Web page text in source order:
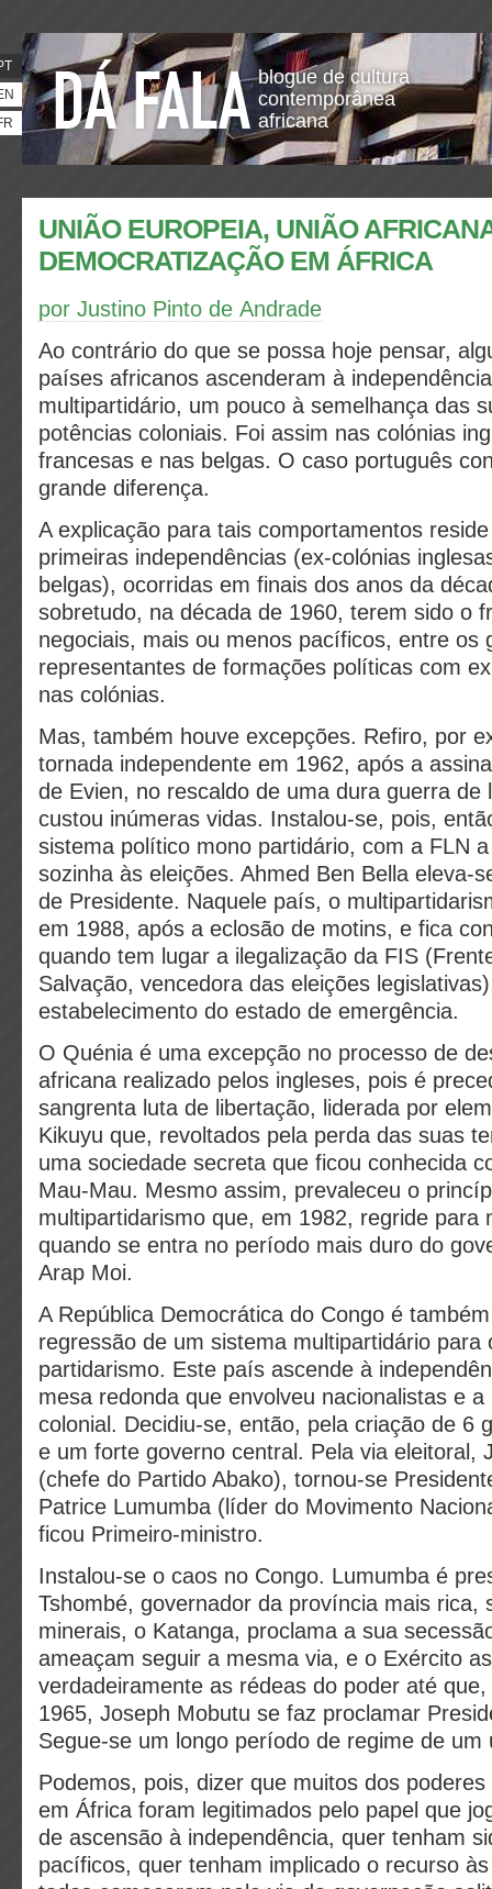
blogue de cultura
contemporânea
africana
UNIÃO EUROPEIA, UNIÃO
DEMOCRATIZAÇÃO EM ÁFRICA
por Justino Pinto de Andrade
Ao contrário do que se possa hoje pensar,
países africanos ascenderam à
multipartidário, um pouco à semelhança das
potências coloniais. Foi assim nas colónias
francesas e nas belgas. O caso português
grande diferença.
A explicação para tais comportamentos
primeiras independências (ex-colónias
belgas), ocorridas em finais dos anos da
sobretudo, na década de 1960, terem sido o
negociais, mais ou menos pacíficos, entre os
representantes de formações políticas com
nas colónias.
Mas, também houve excepções. Refiro, por
tornada independente em 1962, após a
de Evien, no rescaldo de uma dura guerra de
custou inúmeras vidas. Instalou-se, pois,
sistema político mono partidário, com a FLN
sozinha às eleições. Ahmed Ben Bella eleva-
de Presidente. Naquele país, o
em 1988, após a eclosão de motins, e fica
quando tem lugar a ilegalização da FIS
Salvação, vencedora das eleições
estabelecimento do estado de emergência.
O Quénia é uma excepção no processo de
africana realizado pelos ingleses, pois é
sangrenta luta de libertação, liderada por
Kikuyu que, revoltados pela perda das suas
uma sociedade secreta que ficou conhecida
Mau-Mau. Mesmo assim, prevaleceu o
multipartidarismo que, em 1982, regride para
quando se entra no período mais duro do
Arap Moi.
A República Democrática do Congo é
regressão de um sistema multipartidário para
partidarismo. Este país ascende à
mesa redonda que envolveu nacionalistas e
colonial. Decidiu-se, então, pela criação de 6
e um forte governo central. Pela via eleitoral,
(chefe do Partido Abako), tornou-se
Patrice Lumumba (líder do Movimento
ficou Primeiro-ministro.
Instalou-se o caos no Congo. Lumumba é
Tshombé, governador da província mais rica,
minerais, o Katanga, proclama a sua
ameaçam seguir a mesma via, e o Exército
verdadeiramente as rédeas do poder até
1965, Joseph Mobutu se faz proclamar
Segue-se um longo período de regime de um
Podemos, pois, dizer que muitos dos
em África foram legitimados pelo papel que
de ascensão à independência, quer tenham
pacíficos, quer tenham implicado o recurso